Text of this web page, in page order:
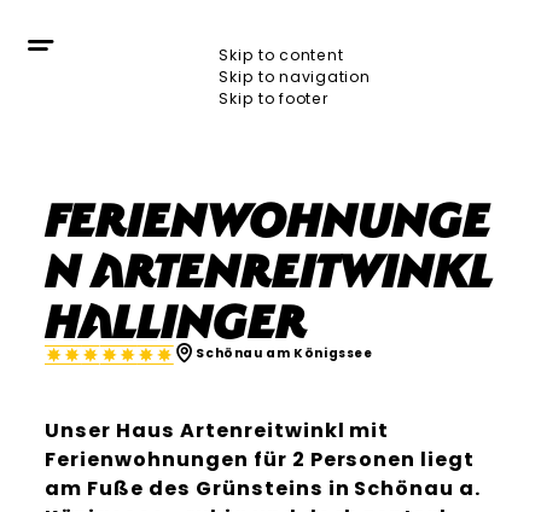
Skip to content
Skip to navigation
Skip to footer
Ferienwohnunge
n Artenreitwinkl
Hallinger
Schönau am Königssee
Unser Haus Artenreitwinkl mit
Ferienwohnungen für 2 Personen liegt
am Fuße des Grünsteins in Schönau a.